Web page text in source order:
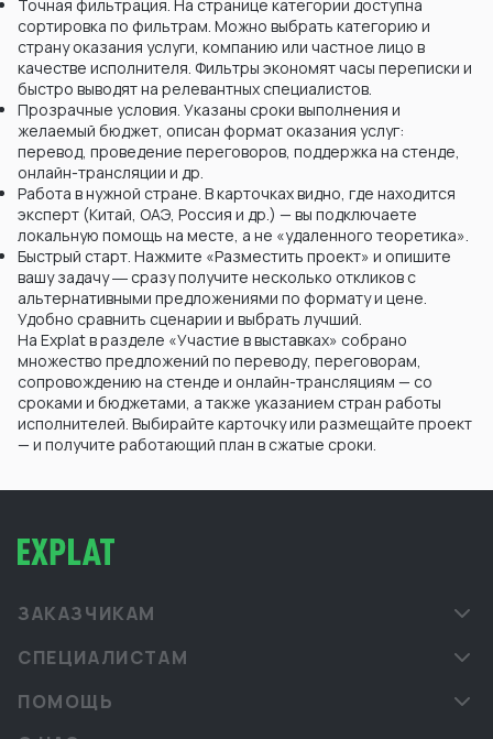
Точная фильтрация. На странице категории доступна
сортировка по фильтрам. Можно выбрать категорию и
страну оказания услуги, компанию или частное лицо в
качестве исполнителя. Фильтры экономят часы переписки и
быстро выводят на релевантных специалистов.
Прозрачные условия. Указаны сроки выполнения и
желаемый бюджет, описан формат оказания услуг:
перевод, проведение переговоров, поддержка на стенде,
онлайн-трансляции и др.
Работа в нужной стране. В карточках видно, где находится
эксперт (Китай, ОАЭ, Россия и др.) — вы подключаете
локальную помощь на месте, а не «удаленного теоретика».
Быстрый старт. Нажмите «Разместить проект» и опишите
вашу задачу ― сразу получите несколько откликов с
альтернативными предложениями по формату и цене.
Удобно сравнить сценарии и выбрать лучший.
На Explat в разделе «Участие в выставках» собрано
множество предложений по переводу, переговорам,
сопровождению на стенде и онлайн-трансляциям — со
сроками и бюджетами, а также указанием стран работы
исполнителей. Выбирайте карточку или размещайте проект
— и получите работающий план в сжатые сроки.
ЗАКАЗЧИКАМ
СПЕЦИАЛИСТАМ
ПОМОЩЬ